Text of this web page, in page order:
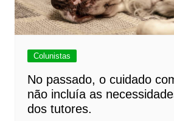
Colunistas
No passado, o cuidado
não incluía as
dos tutores.